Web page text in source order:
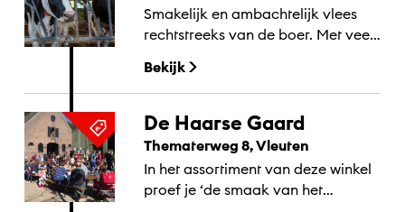
Smakelijk en ambachtelijk vlees
rechtstreeks van de boer. Met veel
alle seizoenen rondom het dorp ‘de
Haar’ om zo...
Bekijk
De Haarse Gaard
Thematerweg 8, Vleuten
In het assortiment van deze winkel
proef je ‘de smaak van het